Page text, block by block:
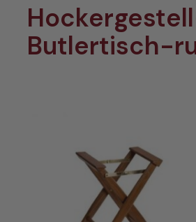
Butlertisch-